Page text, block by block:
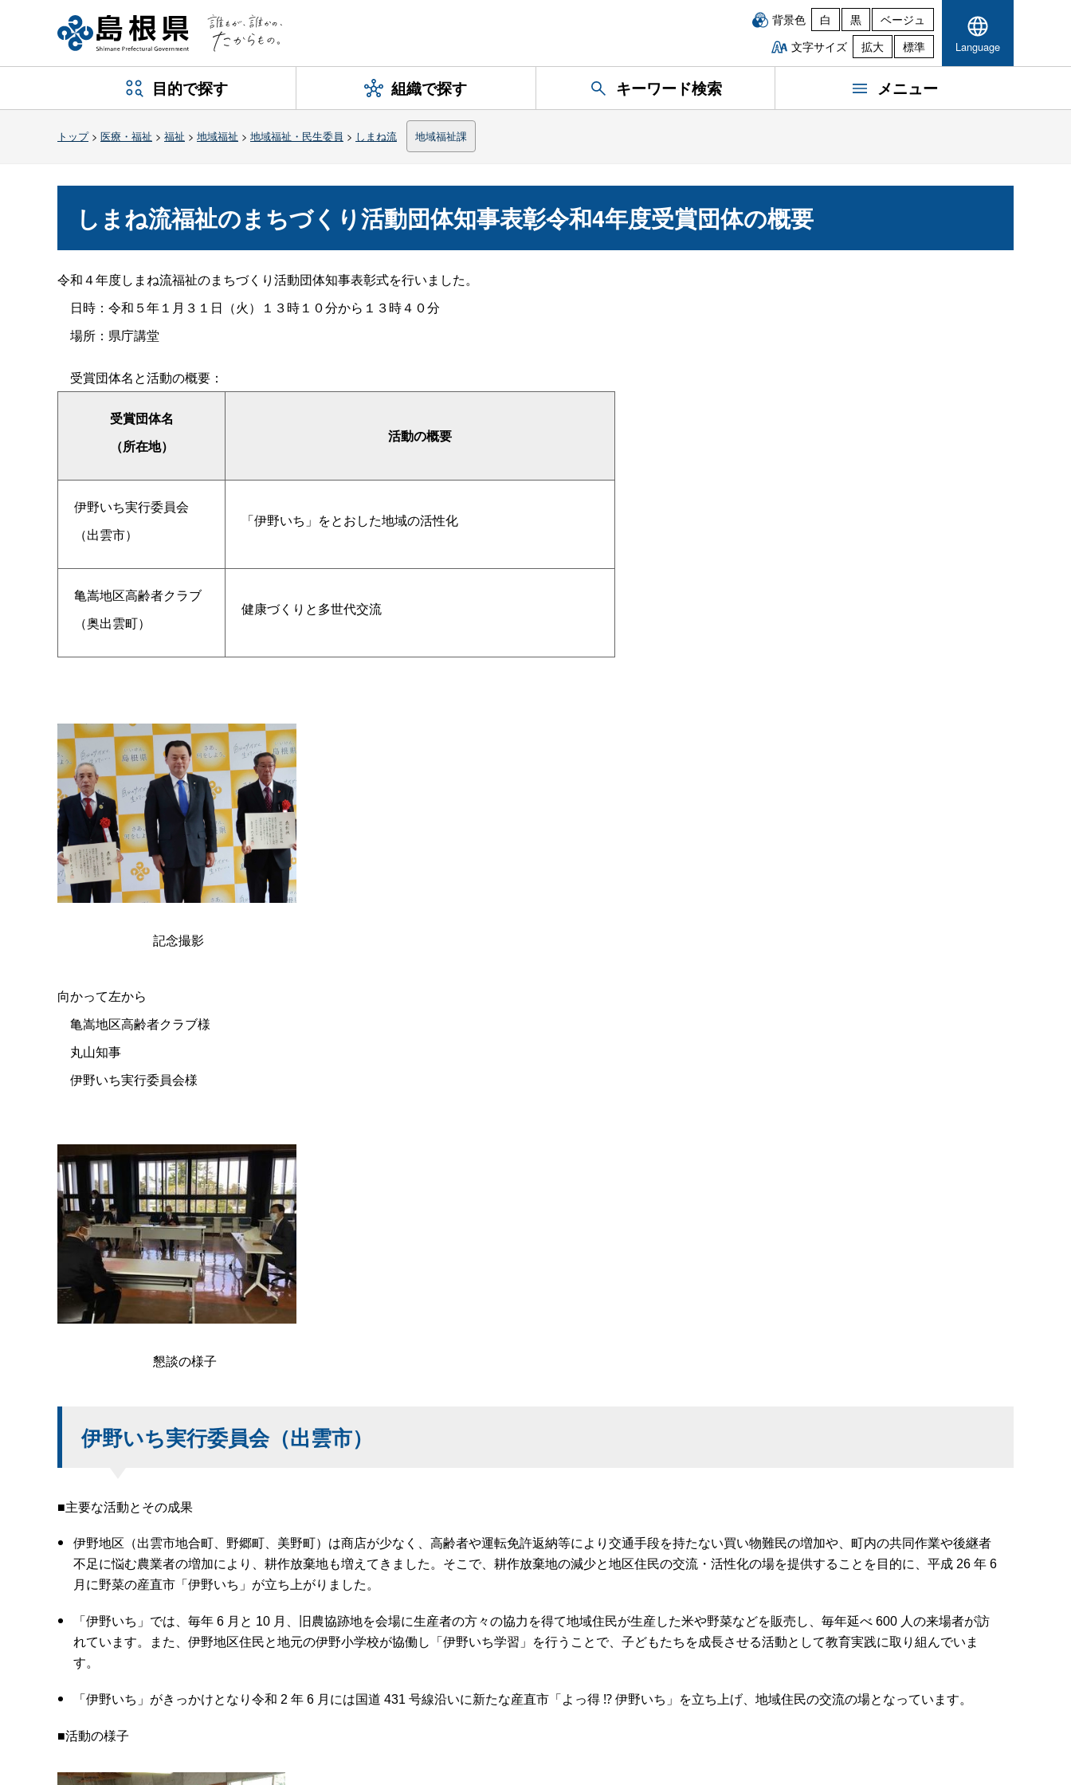
背景色 白 黒
ベージュ
文字サイズ
拡大 標準 Language
目的で探す 組織で探す キーワード検索 メニュー
トップ> 医療・福祉 > 福祉 > 地域福祉 > 地域福祉・民生委員 > しまね流 地域福祉課
しまね流福祉のまちづくり活動団体知事表彰令和4年度受賞団体の概要
令和４年度しまね流福祉のまちづくり活動団体知事表彰式を行いました。
日時：令和５年１月３１日（火）１３時１０分から１３時４０分
場所：県庁講堂
受賞団体名と活動の概要：
受賞団体名
（所在地）
活動の概要
伊野いち実行委員会
（出雲市）
「伊野いち」をとおした地域の活性化
亀嵩地区高齢者クラブ
（奥出雲町）
健康づくりと多世代交流
記念撮影
向かって左から
亀嵩地区高齢者クラブ様
丸山知事
伊野いち実行委員会様
懇談の様子
伊野いち実行委員会（出雲市）
■主要な活動とその成果
伊野地区（出雲市地合町、野郷町、美野町）は商店が少なく、高齢者や運転免許返納等により交通手段を持たない買い物難民の増加や、町内の共同作業や後継者
不足に悩む農業者の増加により、耕作放棄地も増えてきました。そこで、耕作放棄地の減少と地区住民の交流・活性化の場を提供することを目的に、平成 26 年 6
月に野菜の産直市「伊野いち」が立ち上がりました。
「伊野いち」では、毎年 6 月と 10 月、旧農協跡地を会場に生産者の方々の協力を得て地域住民が生産した米や野菜などを販売し、毎年延べ 600 人の来場者が訪
れています。
また、伊野地区住民と地元の伊野小学校が協働し「伊野いち学習」を行うことで、子どもたちを成長させる活動として教育実践に取り組んでいま
す。
「伊野いち」がきっかけとなり令和 2 年 6 月には国道 431 号線沿いに新たな産直市「よっ得 ⁉ 伊野いち」を立ち上げ、地域住民の交流の場となっています。
■活動の様子